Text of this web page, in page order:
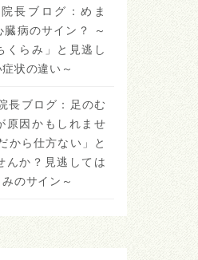
長ブログ：めま
臓病のサイン？ ～
くらみ」と見逃し
状の違い～
長ブログ：足のむ
原因かもしれませ
から仕方ない」と
んか？見逃しては
のサイン～